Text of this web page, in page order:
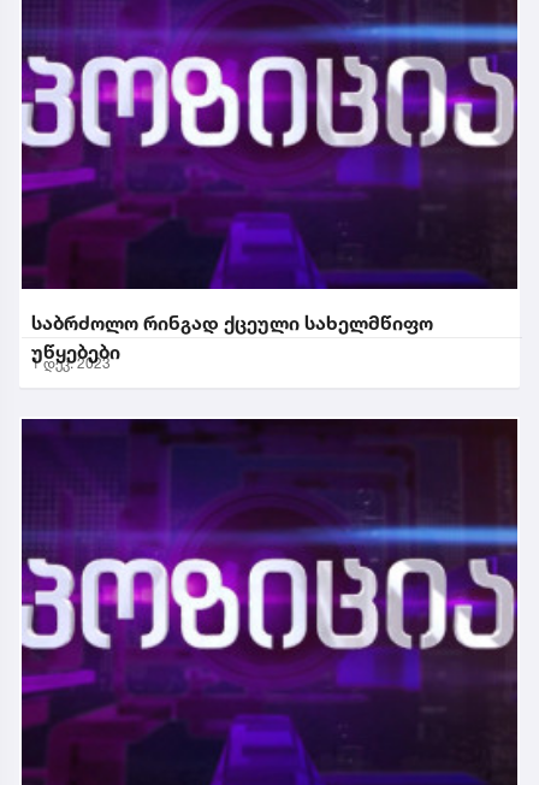
საბრძოლო რინგად ქცეული სახელმწიფო
უწყებები
1 დეკ. 2023